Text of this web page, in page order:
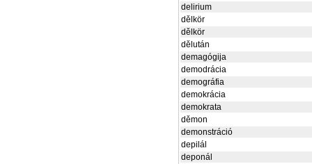
delirium
dělkör
dělkör
dělután
demagógija
demodrácia
demográfia
demokrácia
demokrata
děmon
demonstráció
depilál
deponál